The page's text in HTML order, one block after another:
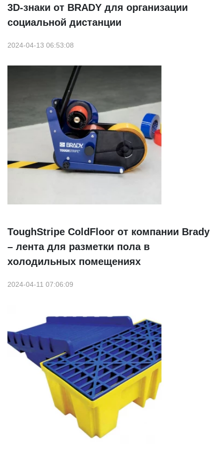
3D-знаки от BRADY для организации
социальной дистанции
2024-04-13 06:53:08
ToughStripe ColdFloor от компании Brady
– лента для разметки пола в
холодильных помещениях
2024-04-11 07:06:09